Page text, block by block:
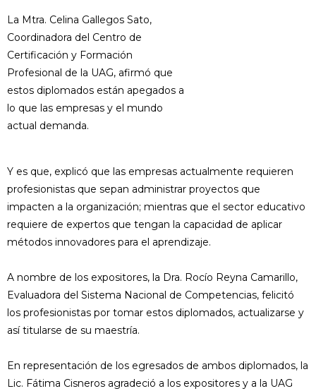
La Mtra. Celina Gallegos Sato,
Coordinadora del Centro de
Certificación y Formación
Profesional de la UAG, afirmó que
estos diplomados están apegados a
lo que las empresas y el mundo
actual demanda.
Y es que, explicó que las empresas actualmente requieren
profesionistas que sepan administrar proyectos que
impacten a la organización; mientras que el sector educativo
requiere de expertos que tengan la capacidad de aplicar
métodos innovadores para el aprendizaje.
A nombre de los expositores, la Dra. Rocío Reyna Camarillo,
Evaluadora del Sistema Nacional de Competencias, felicitó
los profesionistas por tomar estos diplomados, actualizarse y
así titularse de su maestría.
En representación de los egresados de ambos diplomados, la
Lic. Fátima Cisneros agradeció a los expositores y a la UAG